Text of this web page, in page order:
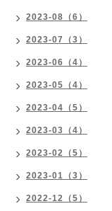
2023-08（6）
2023-07（3）
2023-06（4）
2023-05（4）
2023-04（5）
2023-03（4）
2023-02（5）
2023-01（3）
2022-12（5）